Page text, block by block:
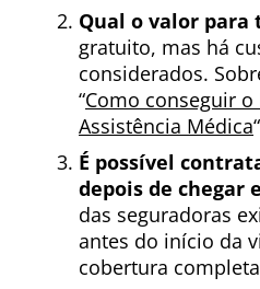
Qual o valor para
gratuito, mas há
considerados.
“Como conseguir
Assistência Médica
É possível
depois de chegar
das seguradoras
antes do início da
cobertura